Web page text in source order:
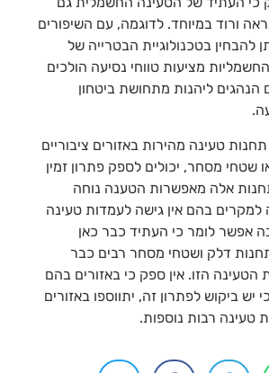
ורוד במיוחד. לדוגמה, עם השיפורים
להבחין בטכנולוגיית הבטרייה של
מציעות טווחי נסיעה הולכים
הנהגים ליהנות מתחושת ביטחון
טעינה מהירות באזורים ציבוריים
שטחי מסחר, יכולים לספק פתרון זמין
אלה מאפשרות הטענה נוחה
למקרים בהם אין גישה לעמדות טעינה
אפשר לומר כי העתיד כבר כאן
דלק ושטחי מסחר רבים כבר
הטעינה הזו. אין ספק כי באזורים בהם
יש ביקוש לפתרון זה, יתווספו באזורים
טעינה רבות נוספות.